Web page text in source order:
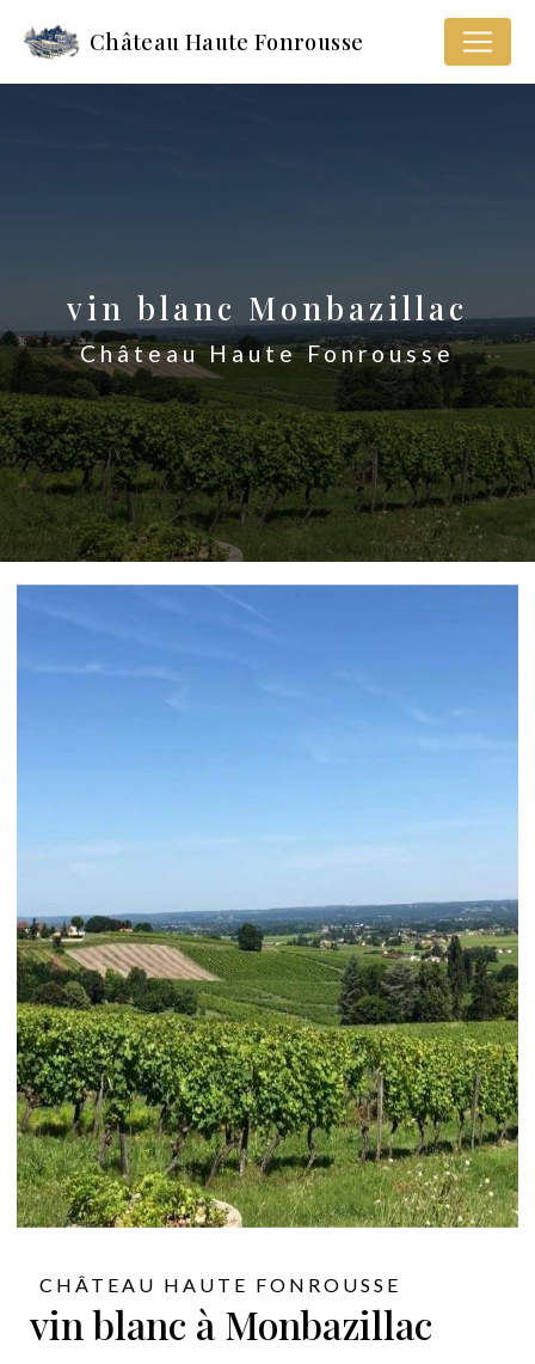
Château Haute Fonrousse
vin blanc Monbazillac
Château Haute Fonrousse
CHÂTEAU HAUTE FONROUSSE
vin blanc à Monbazillac